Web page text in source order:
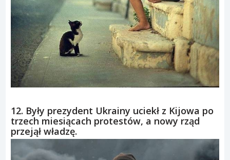
12. Były prezydent Ukrainy uciekł z Kijowa po
trzech miesiącach protestów, a nowy rząd
przejął władzę.